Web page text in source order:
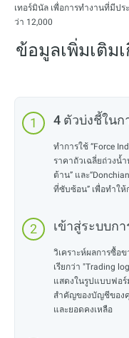
เทอร์มินัล เพื่อการทำงานที่มีป
ว่า 12,000
ข้อมูลเพิ่มเติม
4 ตัวบ่งชี้ใน
ทำการใช้ “Force
ราคาถัวเฉลี่ยถ่วงน้
ต้าน” และ
ที่ซับซ้อน” เพื่อทำใ
เข้าสู่ระบบก
วิเคราะห์ผลการซื้อ
เรียกว่า "Trading
แสดงในรูปแบบฟอ
สำคัญของบัญชีของคุ
และยอดคงเหลือ